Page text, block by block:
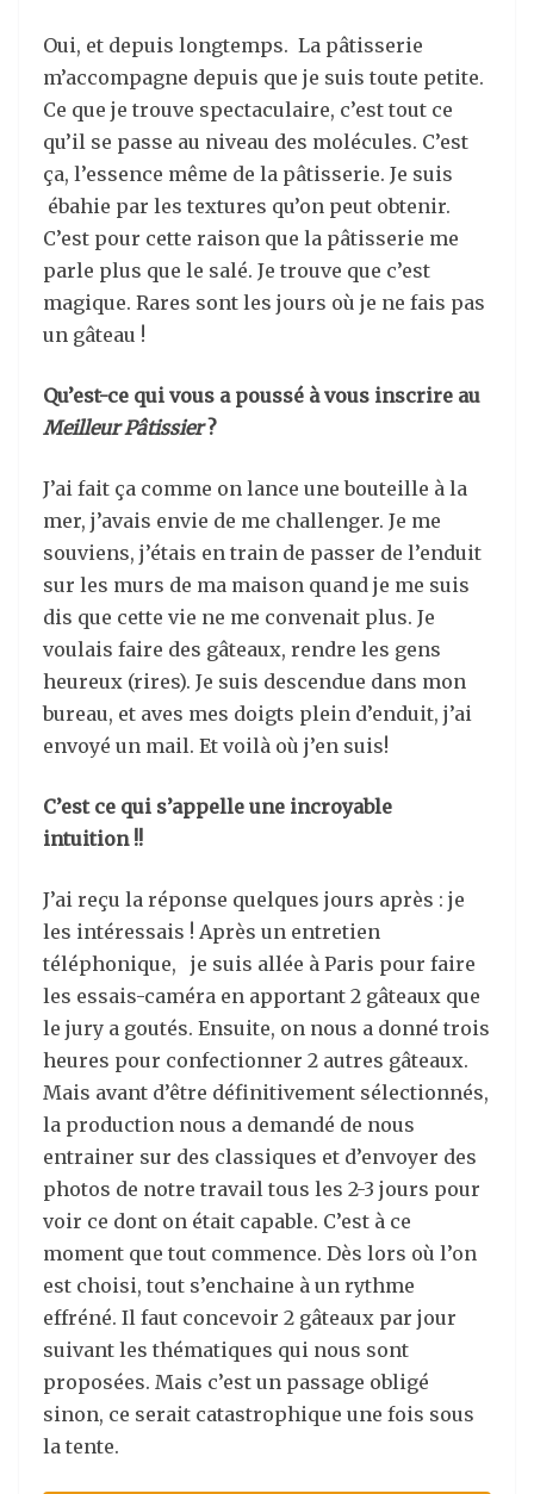
Oui, et depuis longtemps. La pâtisserie
m’accompagne depuis que je suis toute petite.
Ce que je trouve spectaculaire, c’est tout ce
qu’il se passe au niveau des molécules. C’est
ça, l’essence même de la pâtisserie. Je suis
ébahie par les textures qu’on peut obtenir.
C’est pour cette raison que la pâtisserie me
parle plus que le salé. Je trouve que c’est
magique. Rares sont les jours où je ne fais pas
un gâteau !
Qu’est-ce qui vous a poussé à vous inscrire au
Meilleur Pâtissier?
J’ai fait ça comme on lance une bouteille à la
mer, j’avais envie de me challenger. Je me
souviens, j’étais en train de passer de l’enduit
sur les murs de ma maison quand je me suis
dis que cette vie ne me convenait plus. Je
voulais faire des gâteaux, rendre les gens
heureux (rires). Je suis descendue dans mon
bureau, et aves mes doigts plein d’enduit, j’ai
envoyé un mail. Et voilà où j’en suis!
C’est ce qui s’appelle une incroyable
intuition !!
J’ai reçu la réponse quelques jours après : je
les intéressais ! Après un entretien
téléphonique, je suis allée à Paris pour faire
les essais-caméra en apportant 2 gâteaux que
le jury a goutés. Ensuite, on nous a donné trois
heures pour confectionner 2 autres gâteaux.
Mais avant d’être définitivement sélectionnés,
la production nous a demandé de nous
entrainer sur des classiques et d’envoyer des
photos de notre travail tous les 2-3 jours pour
voir ce dont on était capable. C’est à ce
moment que tout commence. Dès lors où l’on
est choisi, tout s’enchaine à un rythme
effréné. Il faut concevoir 2 gâteaux par jour
suivant les thématiques qui nous sont
proposées. Mais c’est un passage obligé
sinon, ce serait catastrophique une fois sous
la tente.